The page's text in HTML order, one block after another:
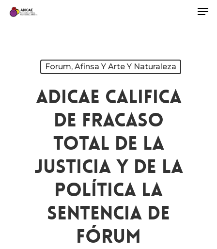
Forum, Afinsa Y Arte Y Naturaleza
ADICAE Califica
De Fracaso
Total De La
Justicia Y De La
Política La
Sentencia De
Fórum